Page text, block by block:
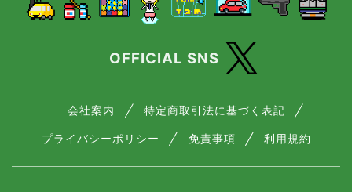
OFFICIAL SNS
会社案内 特定商取引法に基づく表記
プライバシーポリシー 免責事項 利用規約